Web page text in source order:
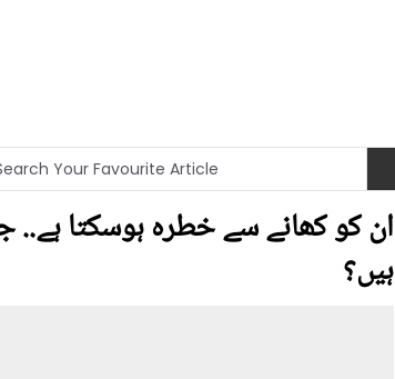
ان کو کھانے سے خطرہ ہوسکتا ہے..
ہیں؟